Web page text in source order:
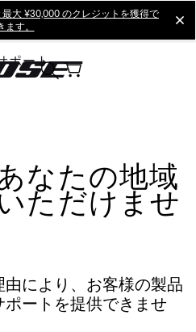
最大 ¥30,000 のクレジットを獲得で
ます。
ポート
なたの地域
ただけませ
により、お客様の製品
ートを提供できませ